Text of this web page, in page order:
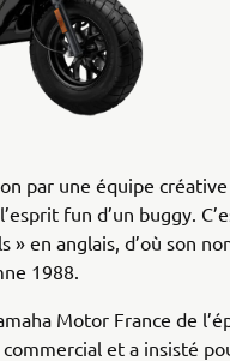
par une équipe
fun d’un buggy.
en anglais, d’où son
1988.
Motor France de
et a insisté